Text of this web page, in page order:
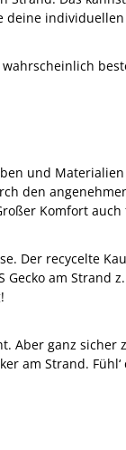
und
den
Komfort
Der recycelte
am Strand
Aber ganz
am Strand.